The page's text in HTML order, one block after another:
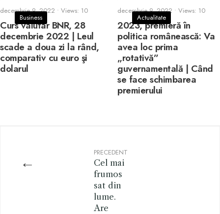
Business
decembrie 9, 2022 • Views: 10
Curs valutar BNR, 28
decembrie 2022 | Leul
scade a doua zi la rând,
comparativ cu euro şi
dolarul
Actualitate
decembrie 9, 2022 • Views: 10
2023, premieră în
politica românească: Va
avea loc prima
„rotativă”
guvernamentală | Când
se face schimbarea
premierului
←
PRECEDENT
Cel mai
frumos
sat din
lume.
Are